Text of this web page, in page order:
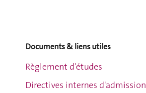
Documents & liens utiles
Règlement d'études
Directives internes d'admission